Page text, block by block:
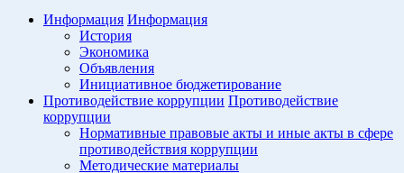
Информация Информация
История
Экономика
Объявления
Инициативное бюджетирование
Противодействие коррупции Противодействие
коррупции
Нормативные правовые акты и иные акты в сфере
противодействия коррупции
Методические материалы